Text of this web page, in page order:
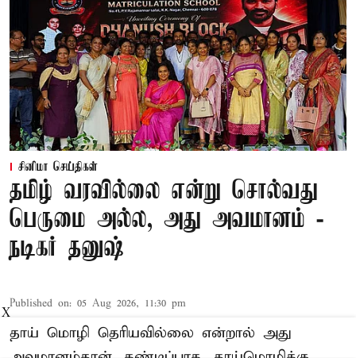
சினிமா செய்திகள்
தமிழ் வரவில்லை என்று சொல்வது
பெருமை அல்ல, அது அவமானம் -
நடிகர் தனுஷ்
Published on: 05 Aug 2026, 11:30 pm
தாய் மொழி தெரியவில்லை என்றால் அது
X